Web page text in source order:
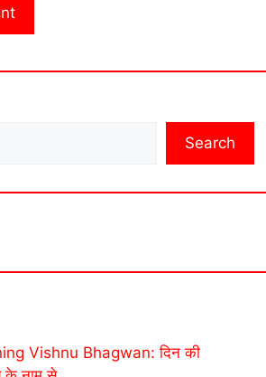
Search
Vishnu Bhagwan: दिन की